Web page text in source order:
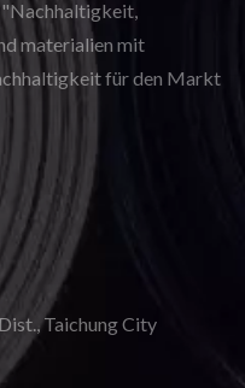
"Nachhaltigkeit,
materialien mit
für den Markt
Taichung City